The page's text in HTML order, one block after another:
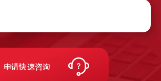
申请快速咨询